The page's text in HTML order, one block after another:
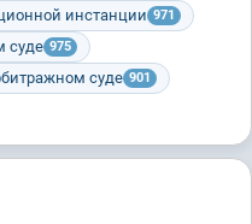
инстанции 971
суде 975
суде 901